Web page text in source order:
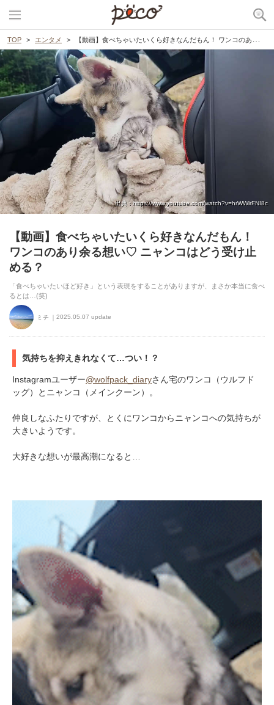
TOP エンタメ 【動画】食べちゃいたいくら好きなんだもん！ ワンコのあり余る想い♡ ニャンコはどう受け止める？
出典 : https://www.youtube.com/watch?v=hrWWlrFNI8c
【動画】食べちゃいたいくら好きなんだもん！
ワンコのあり余る想い♡ ニャンコはどう受け止
める？
「食べちゃいたいほど好き」という表現をすることがありますが、まさか本当に食べ
るとは…(笑)
ミチ 2025.05.07 update
気持ちを抑えきれなくて…つい！？
Instagramユーザー@wolfpack_diaryさん宅のワンコ（ウルフド
ッグ）とニャンコ（メインクーン）。
仲良しなふたりですが、とくにワンコからニャンコへの気持ちが
大きいようです。
大好きな想いが最高潮になると…